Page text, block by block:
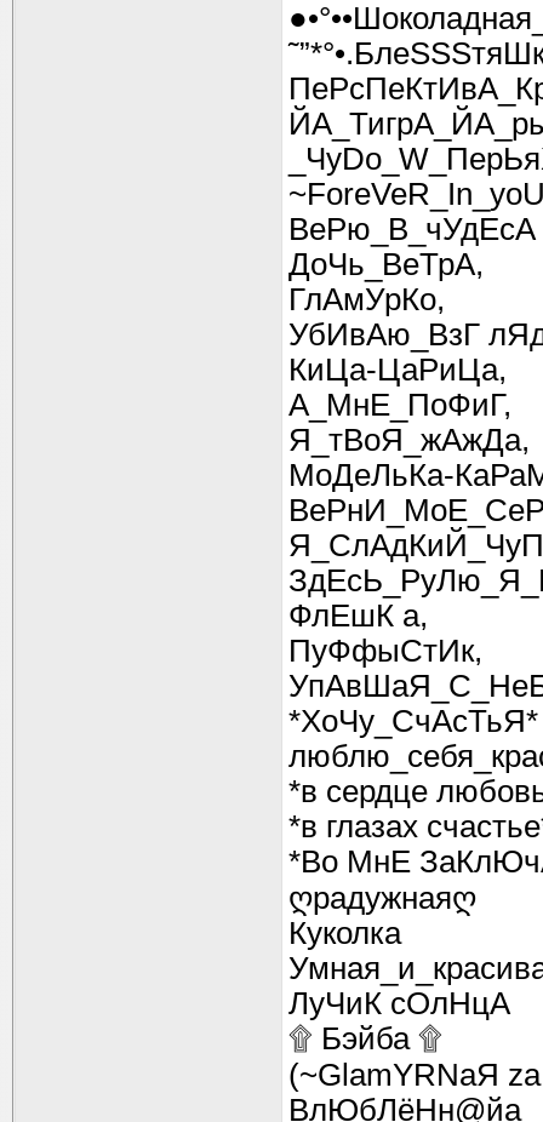
ВеРю_В_чУдЕсА
ДоЧь_ВеТрА,
ГлАмУрКо,
УбИвАю_ВзГ
КиЦа-ЦаРиЦа,
А_МнЕ_ПоФиГ,
Я_тВоЯ_жАжДа,
МоДеЛьКа-
ФлЕшК а,
ПуФфыСтИк,
*ХоЧу_СчАсТьЯ*
*в сердце
*в глазах
*Во МнЕ
ღрадужнаяღ
Куколка
ЛуЧиК сОлНцА
۩ Бэйба ۩
(~GlamYRNаЯ
ВлЮбЛёНн@йа